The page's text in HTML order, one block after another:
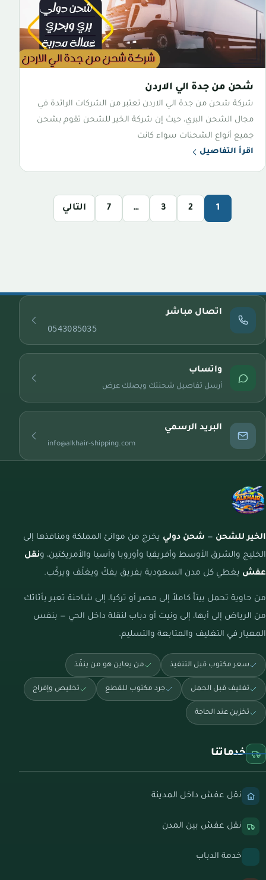
شحن من جدة الي الاردن
شركة شحن من جدة الي الاردن تعتبر من الشركات الرائدة في
مجال الشحن البري، حيث إن شركة الخير للشحن تقوم بشحن
جميع أنواع الشحنات سواء كانت
اقرأ التفاصيل
1
2
3
…
7 التالي
اتصال مباشر
0543085035
واتساب
أرسل تفاصيل شحنتك ويصلك عرض
البريد الرسمي
info@alkhair-shipping.com
الخير للشحن — شحن دولي يخرج من موانئ المملكة ومنافذها إلى
الخليج والشرق الأوسط وأفريقيا وأوروبا وآسيا والأمريكتين، ونقل
عفش يغطي كل مدن السعودية بفريق يفكّ ويغلّف ويركّب.
من حاوية تحمل بيتاً كاملاً إلى مصر أو تركيا، إلى شاحنة تعبر بأثاثك
من الرياض إلى أبها، إلى ونيت أو دباب لنقلة داخل الحي — بنفس
المعيار في التغليف والمتابعة والتسليم.
سعر مكتوب قبل التنفيذ من يعاين هو من ينفّذ
تغليف قبل الحمل جرد مكتوب للقطع تخليص وإفراج
تخزين عند الحاجة
خدماتنا
نقل عفش داخل المدينة
نقل عفش بين المدن
خدمة الدباب